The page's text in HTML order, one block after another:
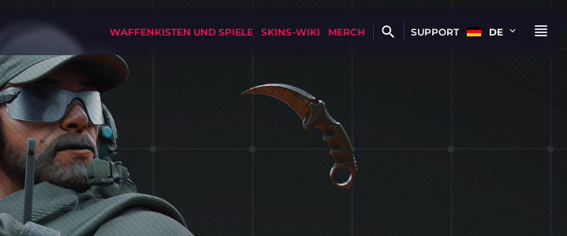
WAFFENKISTEN UND SPIELE SKINS-WIKI MERCH SUPPORT DE